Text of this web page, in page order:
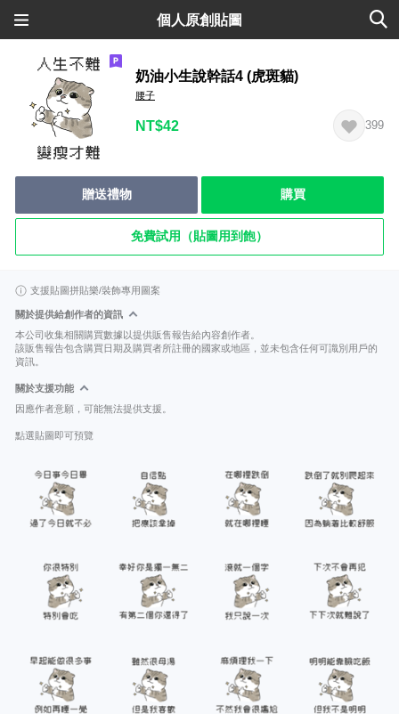
個人原創貼圖
奶油小生說幹話4 (虎斑貓)
腰子
NT$42 399
贈送禮物 購買
免費試用（貼圖用到飽）
支援貼圖拼貼樂/裝飾專用圖案
關於提供給創作者的資訊
本公司收集相關購買數據以提供販售報告給內容創作者。
該販售報告包含購買日期及購買者所註冊的國家或地區，並未包含任何可識別用戶的
資訊。
關於支援功能
因應作者意願，可能無法提供支援。
點選貼圖即可預覽